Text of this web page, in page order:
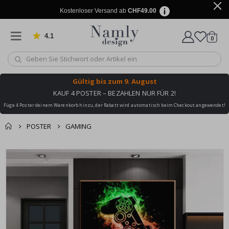
Kostenloser Versand ab CHF49.00
4.1 von 1029 Bewertungen
Wagen
0
Gültig bis zum 9. August
KAUF 4 POSTER – BEZAHLEN NUR FÜR 2!
Füge 4 Poster deinem Warenkorb hinzu, der Rabatt wird automatisch beim Checkout angewendet!
POSTER GAMING
Zusammen gekaufte
Produkte
Einkaufswagen
Ende
der
springen